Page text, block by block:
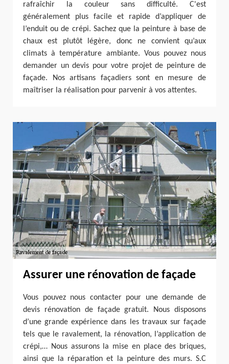
rafraîchir la couleur sans difficulté. C'est
généralement plus facile et rapide d’appliquer de
l’enduit ou de crépi. Sachez que la peinture à base de
chaux est plutôt légère, donc ne convient qu’aux
climats à température ambiante. Vous pouvez nous
demander un devis pour votre projet de peinture de
façade. Nos artisans façadiers sont en mesure de
maîtriser la réalisation pour parvenir à vos attentes.
Assurer une rénovation de façade
Vous pouvez nous contacter pour une demande de
devis rénovation de façade gratuit. Nous disposons
d’une grande expérience dans les travaux sur façade
tels que le ravalement, la rénovation, l’application de
crépi,… Nous assurons la mise en place des briques,
ainsi que la réparation et la peinture des murs. S.C